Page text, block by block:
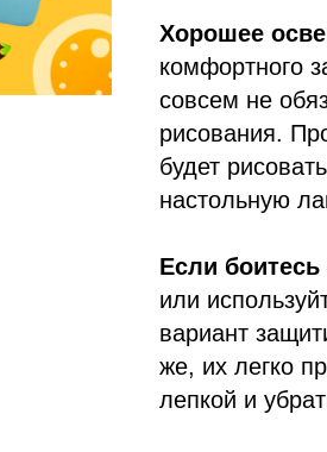
Хорошее
комфортного
совсем не
рисования.
будет
настольную
Если боитесь
или
вариант
же, их легко
лепкой и